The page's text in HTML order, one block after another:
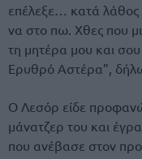
επέλεξε… κατά
να στο πω. Χθες που
τη μητέρα μου και σου
Ερυθρό Αστέρα”,
Ο Λεσόρ είδε
μάνατζερ του και
που ανέβασε στον